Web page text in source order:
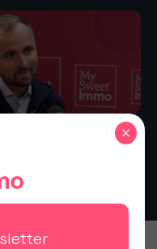
salon RENT avec Louis
×